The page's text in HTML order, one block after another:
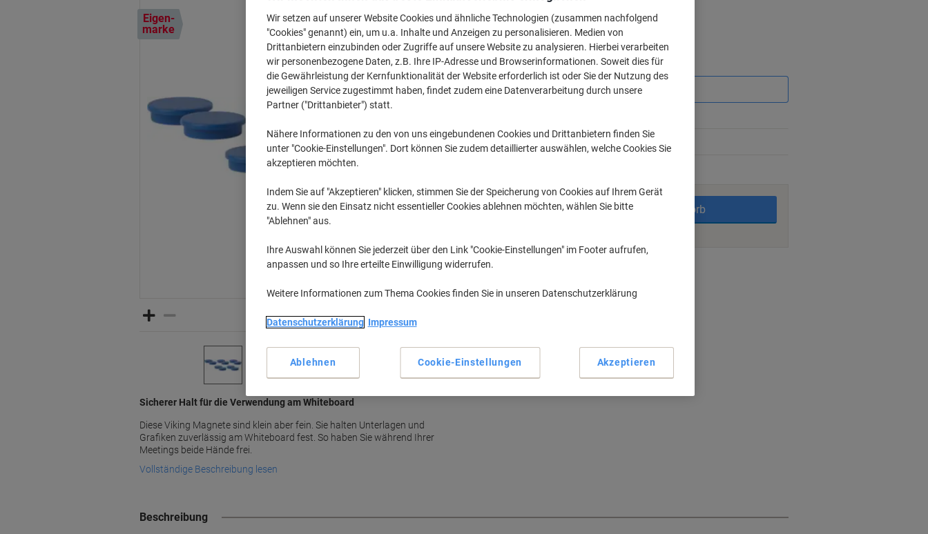
Eigen-
marke
Sicherer Halt für die Verwendung am Whiteboard
Diese Viking Magnete sind klein aber fein. Sie halten Unterlagen und
Grafiken zuverlässig am Whiteboard fest. So haben Sie während Ihrer
Meetings beide Hände frei.
Vollständige Beschreibung lesen
CHF 3.95
CHF 4.27 inkl. MwSt
Menge exkl. MwSt
1-2Pack CHF 5.05
Pack
Menge
In den Warenkorb
Lieferinformationen
Haupteigenschaften
Ideal für Whiteboards
30 mm Durchmesser
Mehr anzeigen
Beschreibung
Wir setzen auf unserer Website Cookies und ähnliche Technologien (zusammen nachfolgend
"Cookies" genannt) ein, um u.a. Inhalte und Anzeigen zu personalisieren. Medien von
Drittanbietern einzubinden oder Zugriffe auf unsere Website zu analysieren. Hierbei verarbeiten
wir personenbezogene Daten, z.B. Ihre IP-Adresse und Browserinformationen. Soweit dies für
die Gewährleistung der Kernfunktionalität der Website erforderlich ist oder Sie der Nutzung des
jeweiligen Service zugestimmt haben, findet zudem eine Datenverarbeitung durch unsere
Partner ("Drittanbieter") statt.
Nähere Informationen zu den von uns eingebundenen Cookies und Drittanbietern finden Sie
unter "Cookie-Einstellungen". Dort können Sie zudem detaillierter auswählen, welche Cookies Sie
akzeptieren möchten.
Indem Sie auf "Akzeptieren" klicken, stimmen Sie der Speicherung von Cookies auf Ihrem Gerät
zu. Wenn sie den Einsatz nicht essentieller Cookies ablehnen möchten, wählen Sie bitte
"Ablehnen" aus.
Ihre Auswahl können Sie jederzeit über den Link "Cookie-Einstellungen" im Footer aufrufen,
anpassen und so Ihre erteilte Einwilligung widerrufen.
Weitere Informationen zum Thema Cookies finden Sie in unseren Datenschutzerklärung
Datenschutzerklärung Impressum
Cookie-Einstellungen
Ablehnen Akzeptieren